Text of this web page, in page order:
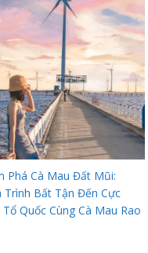
Phá Cà Mau Đất Mũi:
Trình Bất Tận Đến Cực
Quốc Cùng Cà Mau Rao